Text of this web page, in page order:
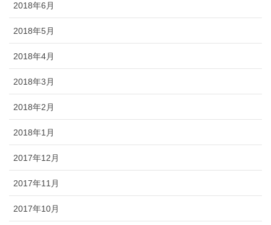
2018年6月
2018年5月
2018年4月
2018年3月
2018年2月
2018年1月
2017年12月
2017年11月
2017年10月